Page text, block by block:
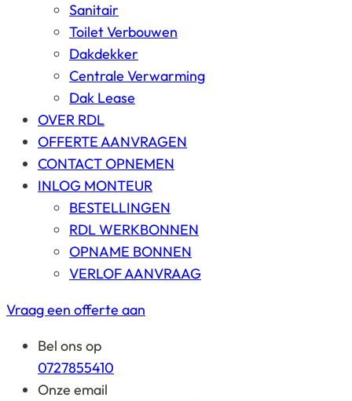
Sanitair
Toilet Verbouwen
Dakdekker
Centrale Verwarming
Dak Lease
OVER RDL
OFFERTE AANVRAGEN
CONTACT OPNEMEN
INLOG MONTEUR
BESTELLINGEN
RDL WERKBONNEN
OPNAME BONNEN
VERLOF AANVRAAG
Vraag een offerte aan
Bel ons op
0727855410
Onze email